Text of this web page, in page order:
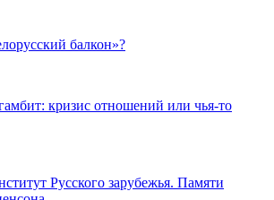
балкон»?
кризис отношений или чья-то
Русского зарубежья. Памяти